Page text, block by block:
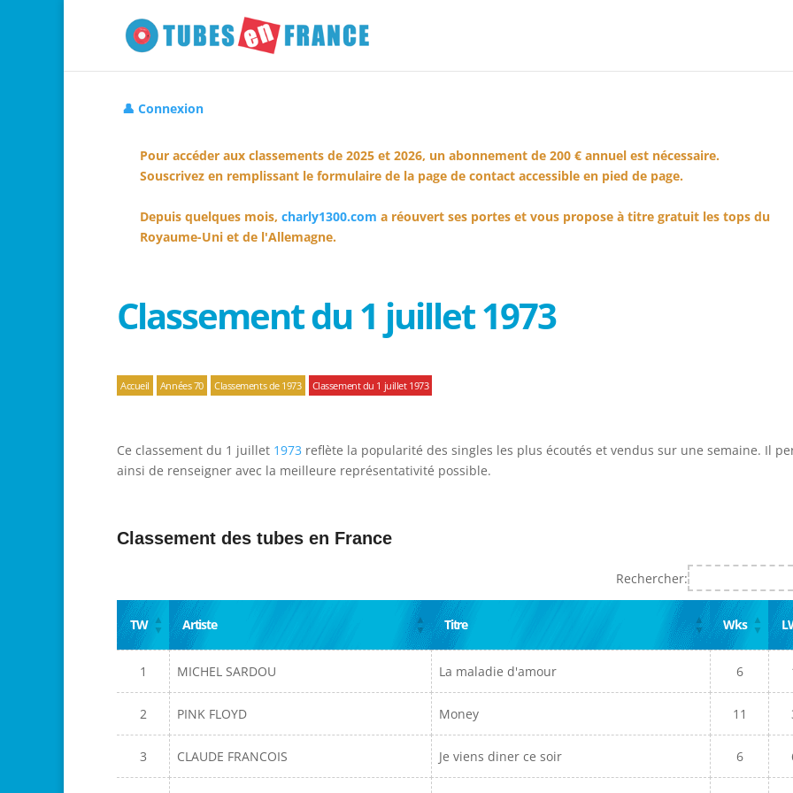
👤 Connexion
Pour accéder aux classements de 2025 et 2026, un abonnement de 200 € annuel est nécessaire.
Souscrivez en remplissant le formulaire de la page de contact accessible en pied de page.
Depuis quelques mois, charly1300.com a réouvert ses portes et vous propose à titre gratuit les tops du
Royaume-Uni et de l'Allemagne.
Classement du 1 juillet 1973
Accueil Années 70 Classements de 1973 Classement du 1 juillet 1973
Ce classement du 1 juillet 1973 reflète la popularité des singles les plus écoutés et vendus sur une semaine. Il
ainsi de renseigner avec la meilleure représentativité possible.
Classement des tubes en France
Rechercher:
TW Artiste Titre Wks
1 MICHEL SARDOU La maladie d'amour 6
2 PINK FLOYD Money 11
3 CLAUDE FRANCOIS Je viens diner ce soir 6